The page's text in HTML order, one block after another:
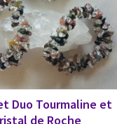
Duo Tourmaline et
de Roche